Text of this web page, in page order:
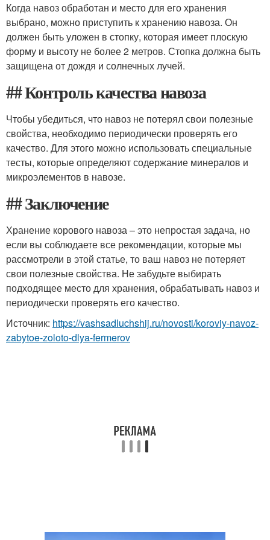
Когда навоз обработан и место для его хранения
выбрано, можно приступить к хранению навоза. Он
должен быть уложен в стопку, которая имеет плоскую
форму и высоту не более 2 метров. Стопка должна быть
защищена от дождя и солнечных лучей.
## Контроль качества навоза
Чтобы убедиться, что навоз не потерял свои полезные
свойства, необходимо периодически проверять его
качество. Для этого можно использовать специальные
тесты, которые определяют содержание минералов и
микроэлементов в навозе.
## Заключение
Хранение корового навоза – это непростая задача, но
если вы соблюдаете все рекомендации, которые мы
рассмотрели в этой статье, то ваш навоз не потеряет
свои полезные свойства. Не забудьте выбирать
подходящее место для хранения, обрабатывать навоз и
периодически проверять его качество.
Источник: https://vashsadluchshij.ru/novosti/koroviy-navoz-
zabytoe-zoloto-dlya-fermerov